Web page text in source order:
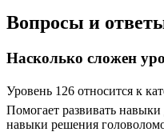
Вопросы и
Насколько сложен
Уровень 126 относится к
Помогает развивать
навыки решения